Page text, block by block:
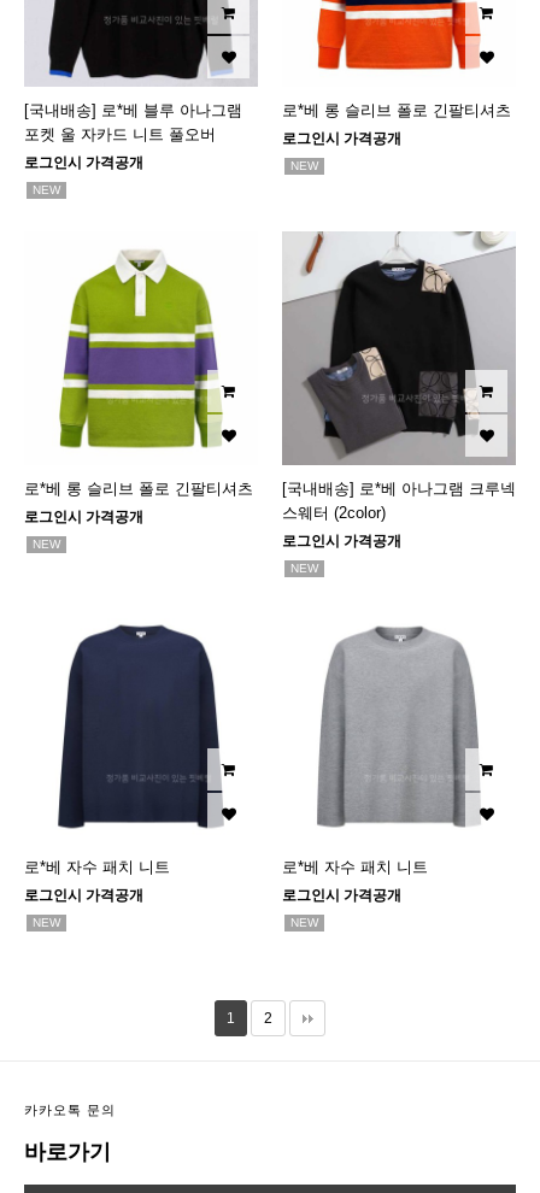
[국내배송] 로*베 블루 아나그램
포켓 울 자카드 니트 풀오버
로그인시 가격공개
NEW
로*베 롱 슬리브 폴로 긴팔티셔츠
로그인시 가격공개
NEW
로*베 롱 슬리브 폴로 긴팔티셔츠
로그인시 가격공개
NEW
[국내배송] 로*베 아나그램 크루넥
스웨터 (2color)
로그인시 가격공개
NEW
로*베 자수 패치 니트
로그인시 가격공개
NEW
로*베 자수 패치 니트
로그인시 가격공개
NEW
1 2
카카오톡 문의
바로가기